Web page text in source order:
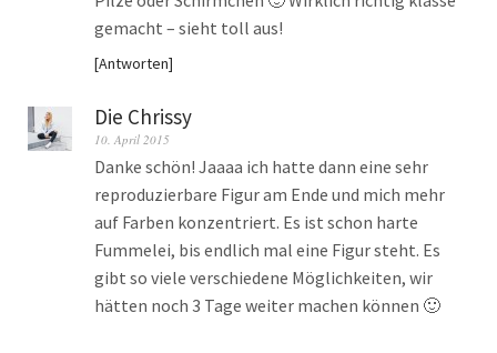
gemacht – sieht toll aus!
Antworten
Die Chrissy
10. April 2015
Danke schön! Jaaaa ich hatte dann eine sehr
reproduzierbare Figur am Ende und mich mehr
auf Farben konzentriert. Es ist schon harte
Fummelei, bis endlich mal eine Figur steht. Es
gibt so viele verschiedene Möglichkeiten, wir
hätten noch 3 Tage weiter machen können 🙂